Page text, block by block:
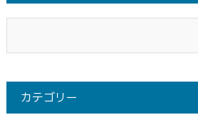
カテゴリー